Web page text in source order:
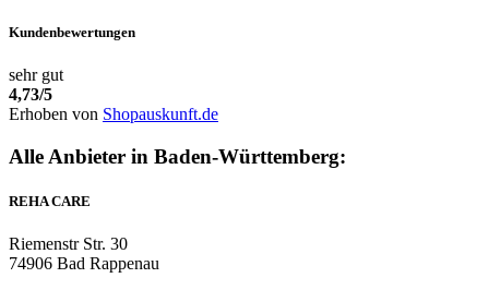
Kundenbewertungen
sehr gut
4,73/5
Erhoben von Shopauskunft.de
Alle Anbieter in Baden-Württemberg:
REHA CARE
Riemenstr Str. 30
74906 Bad Rappenau